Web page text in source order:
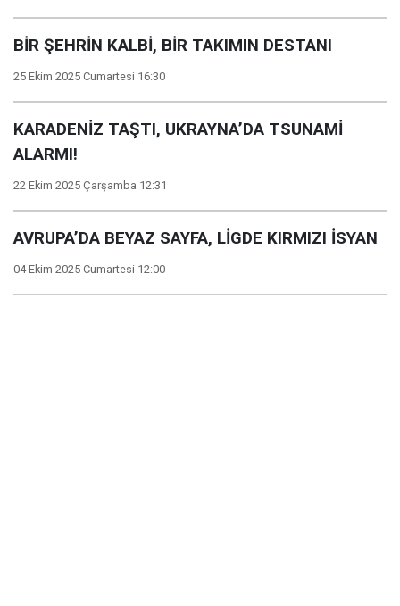
BİR ŞEHRİN KALBİ, BİR TAKIMIN DESTANI
25 Ekim 2025 Cumartesi 16:30
KARADENİZ TAŞTI, UKRAYNA’DA TSUNAMİ
ALARMI!
22 Ekim 2025 Çarşamba 12:31
AVRUPA’DA BEYAZ SAYFA, LİGDE KIRMIZI İSYAN
04 Ekim 2025 Cumartesi 12:00